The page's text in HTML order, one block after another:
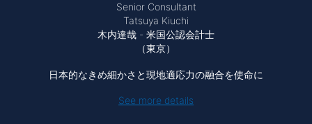
Senior Consultant
Tatsuya Kiuchi
木内達哉 - 米国公認会計士
（東京）
日本的なきめ細かさと現地適応力の融合を使命に
See more details